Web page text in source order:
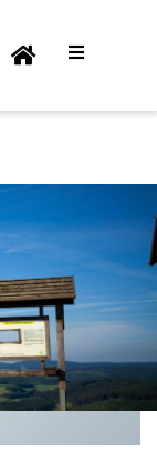
Start­
sei­te